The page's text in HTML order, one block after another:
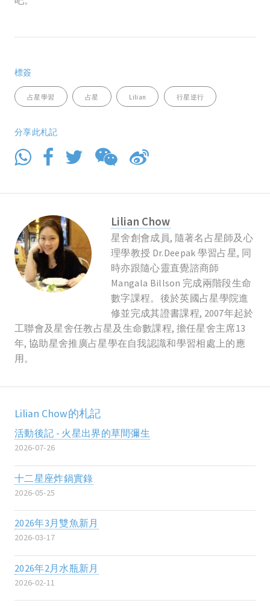
標簽
占星學習 占星 Lilian 行星逆行
分享此札記
Lilian Chow
星舍創會成員, 隨著名占星師及心
理學教授 Dr.Deepak 學習占星, 同
時亦跟隨心靈直覺諮商師
Mangala Billson 完成兩階段生命
數字課程。後於英國占星學院進
修並完成其證書課程, 2007年起於
工聯會及星舍任教占星及生命數課程, 擔任星舍主席13
年, 協助星舍推廣占星學在自我認識和學習相處上的應
用。
Lilian Chow的札記
活動後記 - 火星出界的草間彌生
2026-07-26
十二星座炸鍋實錄
2026-05-25
2026年3月雙魚新月
2026-03-17
2026年2月水瓶新月
2026-02-11